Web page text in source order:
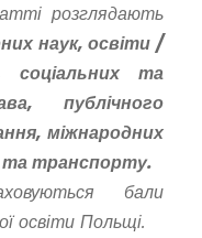
розглядають
наук, освіти /
соціальних та
публічного
міжнародних
та транспорту.
бали
освіти Польщі.